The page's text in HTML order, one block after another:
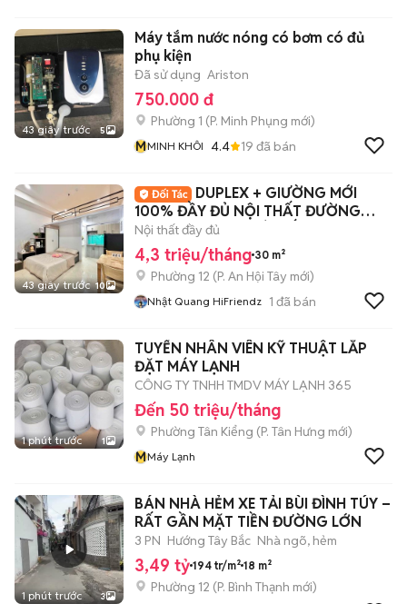
43 giây trước 5
Máy tắm nước nóng có bơm có đủ
phụ kiện
Đã sử dụng Ariston
750.000 đ
Phường 1 (P. Minh Phụng mới)
MMINH KHÔI 4.4 19 đã bán
43 giây trước 10
DUPLEX + GIƯỜNG MỚI
100% ĐẦY ĐỦ NỘI THẤT ĐƯỜNG
QUANG TRUNG GÒ VẤP
Nội thất đầy đủ
4,3 triệu/tháng 30 m²
Phường 12 (P. An Hội Tây mới)
Nhật Quang HiFriendz 1 đã bán
1 phút trước 1
TUYỂN NHÂN VIÊN KỸ THUẬT LẮP
ĐẶT MÁY LẠNH
CÔNG TY TNHH TMDV MÁY LẠNH 365
Đến 50 triệu/tháng
Phường Tân Kiểng (P. Tân Hưng mới)
MMáy Lạnh
1 phút trước 3
BÁN NHÀ HẺM XE TẢI BÙI ĐÌNH TÚY –
RẤT GẦN MẶT TIỀN ĐƯỜNG LỚN
3 PN Hướng Tây Bắc Nhà ngõ, hẻm
3,49 tỷ 194 tr/m² 18 m²
Phường 12 (P. Bình Thạnh mới)